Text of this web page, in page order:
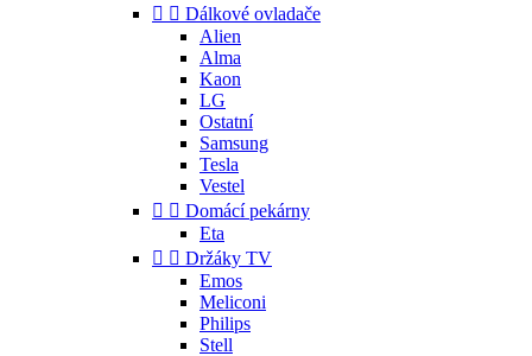
  Dálkové ovladače
Alien
Alma
Kaon
LG
Ostatní
Samsung
Tesla
Vestel
  Domácí pekárny
Eta
  Držáky TV
Emos
Meliconi
Philips
Stell